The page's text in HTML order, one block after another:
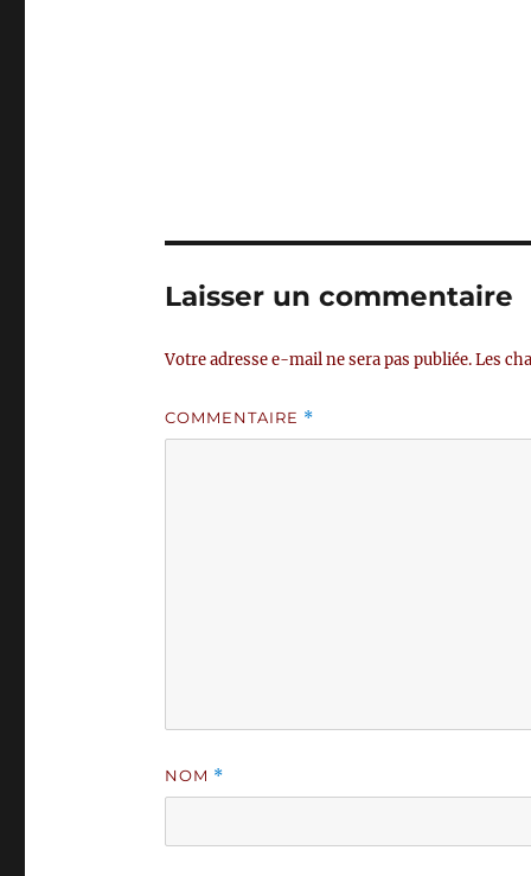
Laisser un commentaire
Votre adresse e-mail ne sera pas publiée.Les
COMMENTAIRE *
NOM *